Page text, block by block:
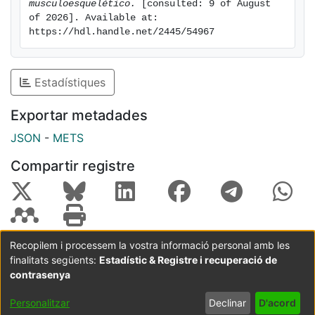
términos de grupos nosológicos: a) enfermedad
autoinmune sistémica, b) artritis microcristalina, c)
artritis infecciosa, d) espondiloartritis
•Identificar los criterios de alarma de enfermedad
musculoesquelético.
estructura anatómica del causado por un fenómeno de
sensibilización central (fibromialgia)
musculoesquelético.
[consulted: 9 of August
of 2026]. Available at:
https://hdl.handle.net/2445/54967
Estadístiques
Exportar metadades
JSON - METS
Compartir registre
Coordinació:CRAI UB Avís legal
Metadades
subjectes a:
Configuració
de cookies
privadesa
Recopilem i processem la vostra informació personal amb les
finalitats següents: Estadístic & Registre i recuperació de
contrasenya
Personalitzar Declinar D'acord